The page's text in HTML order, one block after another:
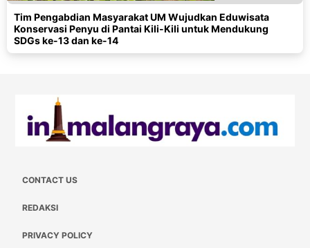
Tim Pengabdian Masyarakat UM Wujudkan Eduwisata
Konservasi Penyu di Pantai Kili-Kili untuk Mendukung
SDGs ke-13 dan ke-14
CONTACT US
REDAKSI
PRIVACY POLICY